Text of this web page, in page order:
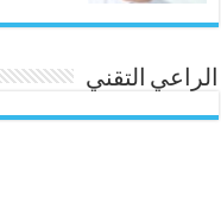
الراعي التقني